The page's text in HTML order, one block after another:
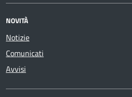
NOVITÀ
Notizie
Comunicati
Avvisi